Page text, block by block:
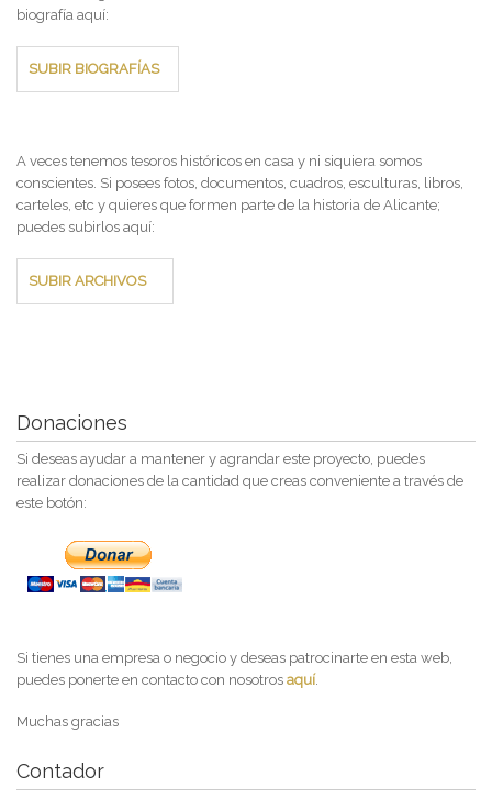
biografía aquí:
SUBIR BIOGRAFÍAS
A veces tenemos tesoros históricos en casa y ni siquiera somos
conscientes. Si posees fotos, documentos, cuadros, esculturas, libros,
carteles, etc y quieres que formen parte de la historia de Alicante;
puedes subirlos aquí:
SUBIR ARCHIVOS
Donaciones
Si deseas ayudar a mantener y agrandar este proyecto, puedes
realizar donaciones de la cantidad que creas conveniente a través de
este botón:
Si tienes una empresa o negocio y deseas patrocinarte en esta web,
puedes ponerte en contacto con nosotros aquí
Muchas gracias
Contador